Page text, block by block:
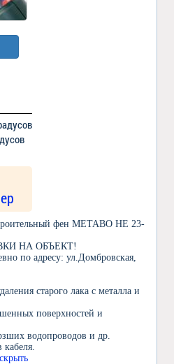
фен METABO HE 23-
НА ОБЪЕКТ!
по адресу: ул.Домбровская,
старого лака с металла и
поверхностей и
водопроводов и др.